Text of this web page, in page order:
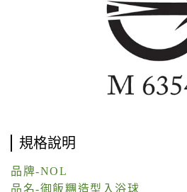
規格說明
品牌-NOL
品名-御飯糰造型入浴球